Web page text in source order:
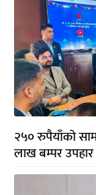
२५० रुपैयाँको
लाख बम्पर उपहार